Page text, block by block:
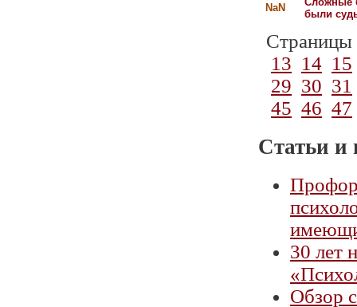
NaN
были
13 14 15
29 30 31
45 46 47
Статьи и
30 лет
Обзор